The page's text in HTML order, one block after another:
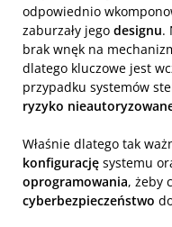
odpowiednio
zaburzały jego designu.
brak wnęk na
dlatego kluczowe jest
przypadku systemów
ryzyko
Właśnie dlatego tak
konfigurację systemu
oprogramowania, żeby
cyberbezpieczeństwo